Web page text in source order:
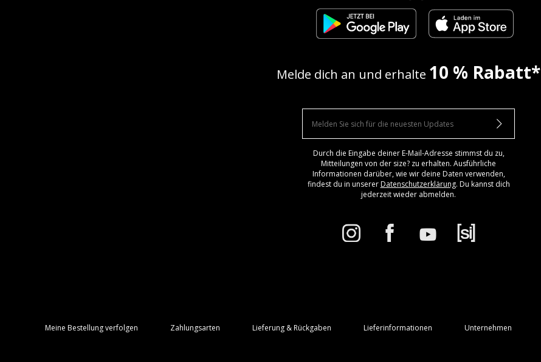
Melde dich an und erhalte 10 % Rabatt*
Durch die Eingabe deiner E-Mail-Adresse stimmst du zu,
Mitteilungen von der size? zu erhalten. Ausführliche
Informationen darüber, wie wir deine Daten verwenden,
findest du in unsererDatenschutzerklärung. Du kannst dich
jederzeit wieder abmelden.
Meine Bestellung verfolgen Zahlungsarten Lieferung & Rückgaben Lieferinformationen Unternehmen